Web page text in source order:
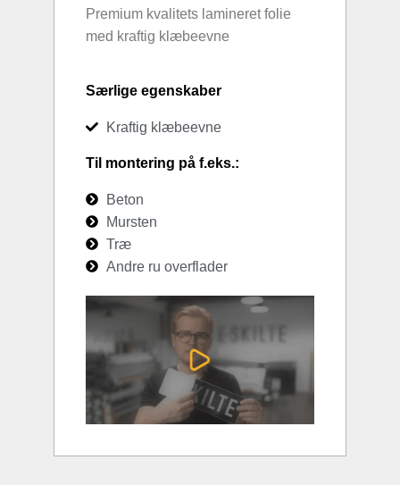
Premium kvalitets lamineret folie
med kraftig klæbeevne
Særlige egenskaber
Kraftig klæbeevne
Til montering på f.eks.:
Beton
Mursten
Træ
Andre ru overflader